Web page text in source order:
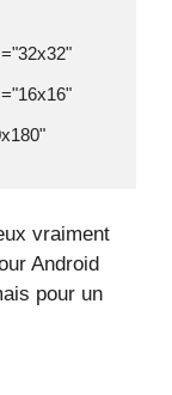
vraiment
Android
pour un